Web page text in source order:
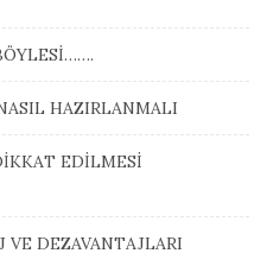
HAZIRLANMALI
EDİLMESİ
VE DEZAVANTAJLARI